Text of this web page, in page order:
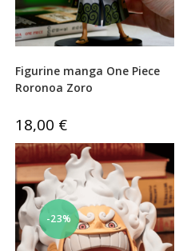
Figurine manga One Piece
Roronoa Zoro
18,00 €
-23%